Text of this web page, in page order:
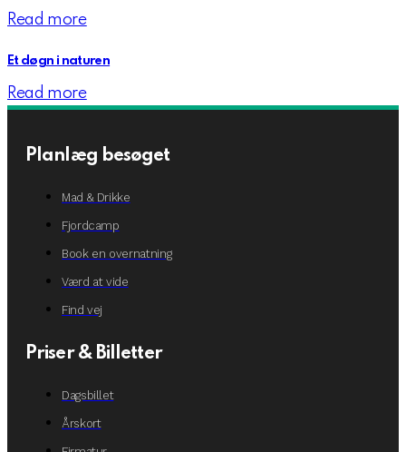
Read more
Et døgn i naturen
Read more
Planlæg besøget
Mad & Drikke
Fjordcamp
Book en overnatning
Værd at vide
Find vej
Priser & Billetter
Dagsbillet
Årskort